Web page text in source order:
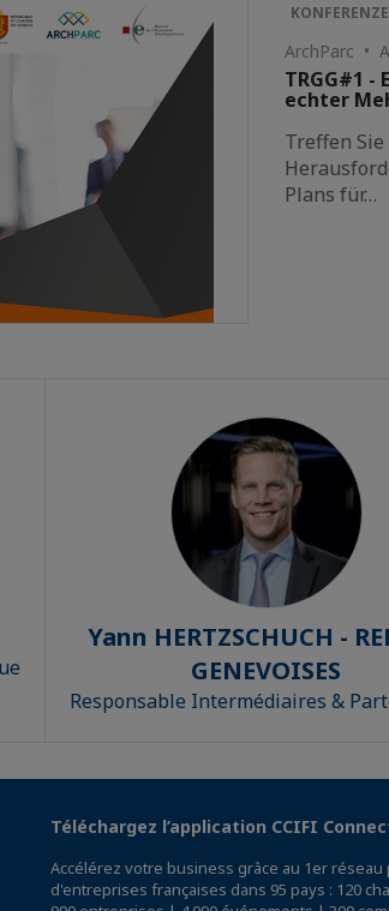
ArchParc •
TRGG#1 -
echter
Treffen
Plans für…
Yann HERTZSCHUCH -
GENEVOISES
Responsable Intermédiaires &
Téléchargez l’application CCIFI
Accélérez votre business grâce au 1er réseau
d'entreprises françaises dans 95 pays : 120